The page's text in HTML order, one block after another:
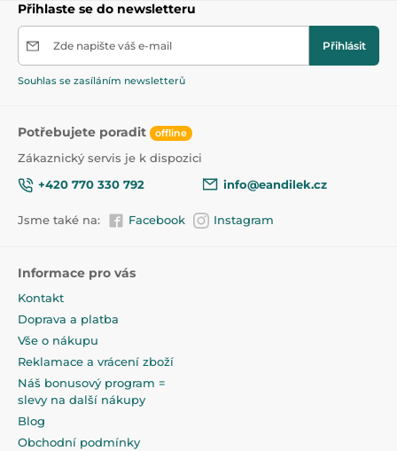
zubního patra, zubů a dásní dítěte. Gumička dudlíku
se dynamicky přizpůsobuje sání dítěte, nenarušuje
sací reflex.
Neobsahuje BPA.
- zabraňuje reflexu kousání do dudlíku,
- umožňuje přirozené polykání slin,
- podporuje zdravý vývoj řeči a formování skusu,
- velmi dobře se odvzdušňuje.
Přihlaste se do newsletteru
Zde napište váš e-mail Přihlásit
Souhlas se zasíláním newsletterů
Potřebujete poradit offline
Zákaznický servis je k dispozici
+420 770 330 792
info@eandilek.cz
Jsme také na: Facebook Instagram
Informace pro vás
Kontakt
Doprava a platba
Vše o nákupu
Reklamace a vrácení zboží
Náš bonusový program =
slevy na další nákupy
Blog
Obchodní podmínky